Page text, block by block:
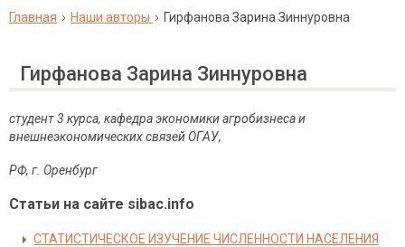
Главная Наши авторы Гирфанова Зарина Зиннуровна
Гирфанова Зарина Зиннуровна
студент 3 курса, кафедра экономики агробизнеса и
внешнеэкономических связей ОГАУ,
РФ, г. Оренбург
Статьи на сайте sibac.info
СТАТИСТИЧЕСКОЕ ИЗУЧЕНИЕ ЧИСЛЕННОСТИ НАСЕЛЕНИЯ